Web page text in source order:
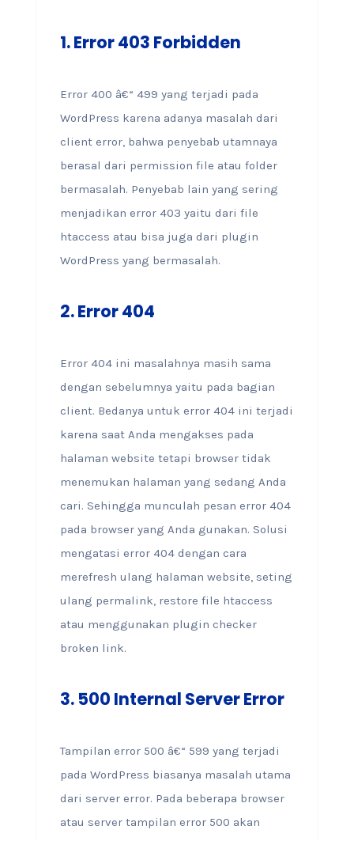
1.Error 403 Forbidden
Error 400 â€“ 499 yang terjadi pada
WordPress karena adanya masalah dari
client error, bahwa penyebab utamnaya
berasal dari permission file atau folder
bermasalah. Penyebab lain yang sering
menjadikan error 403 yaitu dari file
htaccess atau bisa juga dari plugin
WordPress yang bermasalah.
2.Error 404
Error 404 ini masalahnya masih sama
dengan sebelumnya yaitu pada bagian
client. Bedanya untuk error 404 ini terjadi
karena saat Anda mengakses pada
halaman website tetapi browser tidak
menemukan halaman yang sedang Anda
cari. Sehingga munculah pesan error 404
pada browser yang Anda gunakan. Solusi
mengatasi error 404 dengan cara
merefresh ulang halaman website, seting
ulang permalink, restore file htaccess
atau menggunakan plugin checker
broken link.
3. 500 Internal Server Error
Tampilan error 500 â€“ 599 yang terjadi
pada WordPress biasanya masalah utama
dari server error. Pada beberapa browser
atau server tampilan error 500 akan